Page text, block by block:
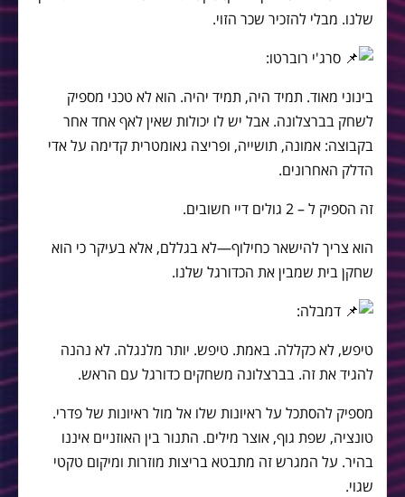
שלנו. מבלי להזכיר שכר הזוי.
סרג'י רוברטו:
בינוני מאוד. תמיד היה, תמיד יהיה. הוא לא טכני מספיק
לשחק בברצלונה. אבל יש לו יכולות שאין לאף אחד אחר
בקבוצה: אמונה, תושייה, ופריצה גאומטרית קדימה על אדי
הדלק האחרונים.
זה הספיק ל – 2 גולים דיי חשובים.
הוא צריך להישאר כחילוף—לא בגללם, אלא בעיקר כי הוא
שחקן בית שמבין את הכדורגל שלנו.
דמבלה:
טיפש, לא כקללה. באמת. טיפש. יותר מלנגלה. לא נהנה
להגיד את זה. בברצלונה משחקים כדורגל עם הראש.
מספיק להסתכל על ראיונות שלו אל מול ראיונות של פדרי.
טונציה, שפת גוף, אוצר מילים. התנור בין האוזניים איננו
בהיר. על המגרש זה מתבטא בריצות מוזרות ומיקום טקטי
שגוי.